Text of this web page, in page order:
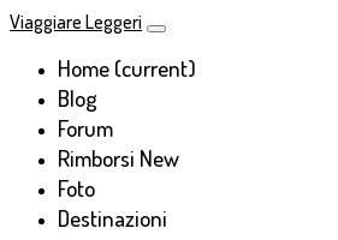
Viaggiare Leggeri
Home (current)
Blog
Forum
Rimborsi New
Foto
Destinazioni